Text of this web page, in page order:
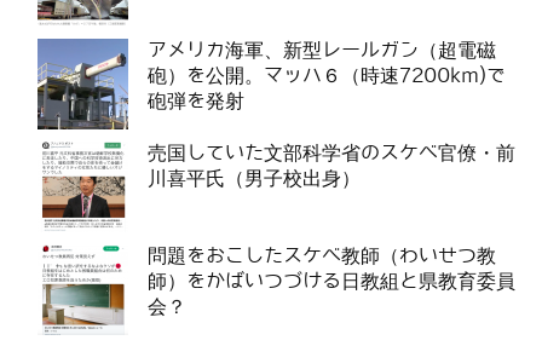
アメリカ海軍、新型レールガン（超電磁
砲）を公開。マッハ６（時速7200km)で
砲弾を発射
売国していた文部科学省のスケベ官僚・前
川喜平氏（男子校出身）
問題をおこしたスケベ教師（わいせつ教
師）をかばいつづける日教組と県教育委員
会？